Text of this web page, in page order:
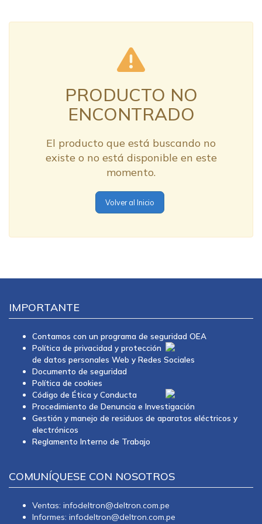
PRODUCTO NO
ENCONTRADO
El producto que está buscando no
existe o no está disponible en este
momento.
Volver al Inicio
IMPORTANTE
Contamos con un programa de seguridad OEA
Política de privacidad y protección
de datos personales Web y Redes Sociales
Documento de seguridad
Política de cookies
Código de Ética y Conducta
Procedimiento de Denuncia e Investigación
Gestión y manejo de residuos de aparatos eléctricos y
electrónicos
Reglamento Interno de Trabajo
COMUNÍQUESE CON NOSOTROS
Ventas: infodeltron@deltron.com.pe
Informes: infodeltron@deltron.com.pe